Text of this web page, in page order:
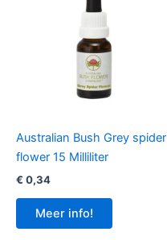
Australian Bush Grey spider
flower 15 Milliliter
€ 0,34
Meer info!